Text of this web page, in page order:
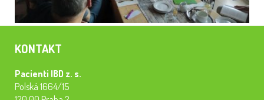
KONTAKT
Pacienti IBD z. s.
Polská 1664/15